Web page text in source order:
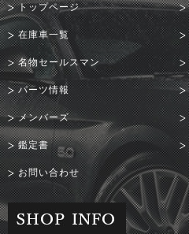
トップページ
在庫車一覧
名物セールスマン
パーツ情報
メンバーズ
鑑定書
お問い合わせ